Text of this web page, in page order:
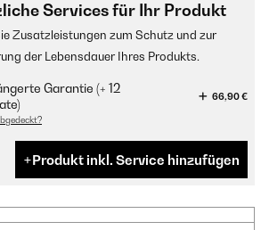
Services für Ihr Produkt
Zusatzleistungen zum Schutz und zur
der Lebensdauer Ihres Produkts.
Garantie (+ 12
66,90 €
Produkt inkl. Service hinzufügen